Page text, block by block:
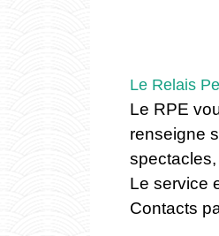
Le Relais
Le RPE
renseigne
Le service
Contacts